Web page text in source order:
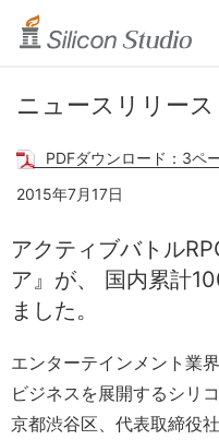
ニュースリリース
PDFダウンロード：3ペ
2015年7月17日
アクティブバトル
ア』が、 国内累計
ました。
エンターテインメント業
ビジネスを展開するシリ
京都渋谷区、代表取締役